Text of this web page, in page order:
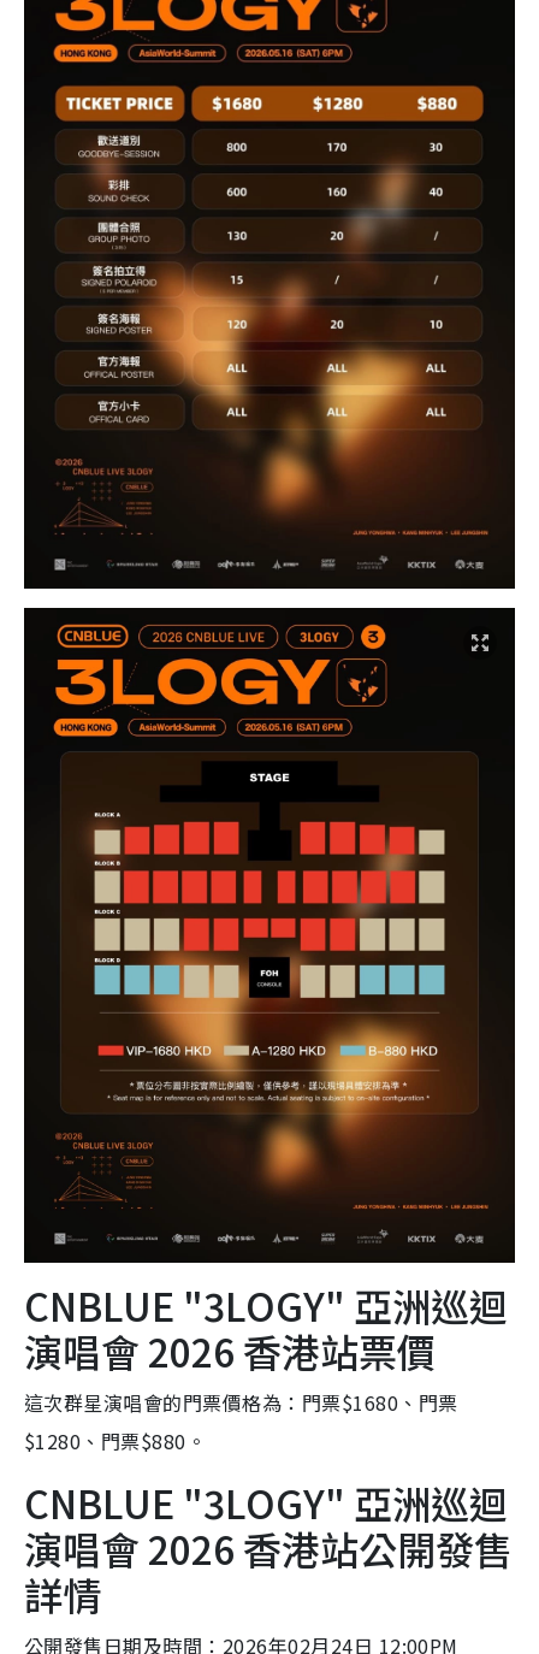
CNBLUE "3LOGY" 亞洲巡迴
演唱會 2026 香港站票價
這次群星演唱會的門票價格為：門票$1680、門票
$1280、門票$880。
CNBLUE "3LOGY" 亞洲巡迴
演唱會 2026 香港站公開發售
詳情
公開發售日期及時間：2026年02月24日 12:00PM